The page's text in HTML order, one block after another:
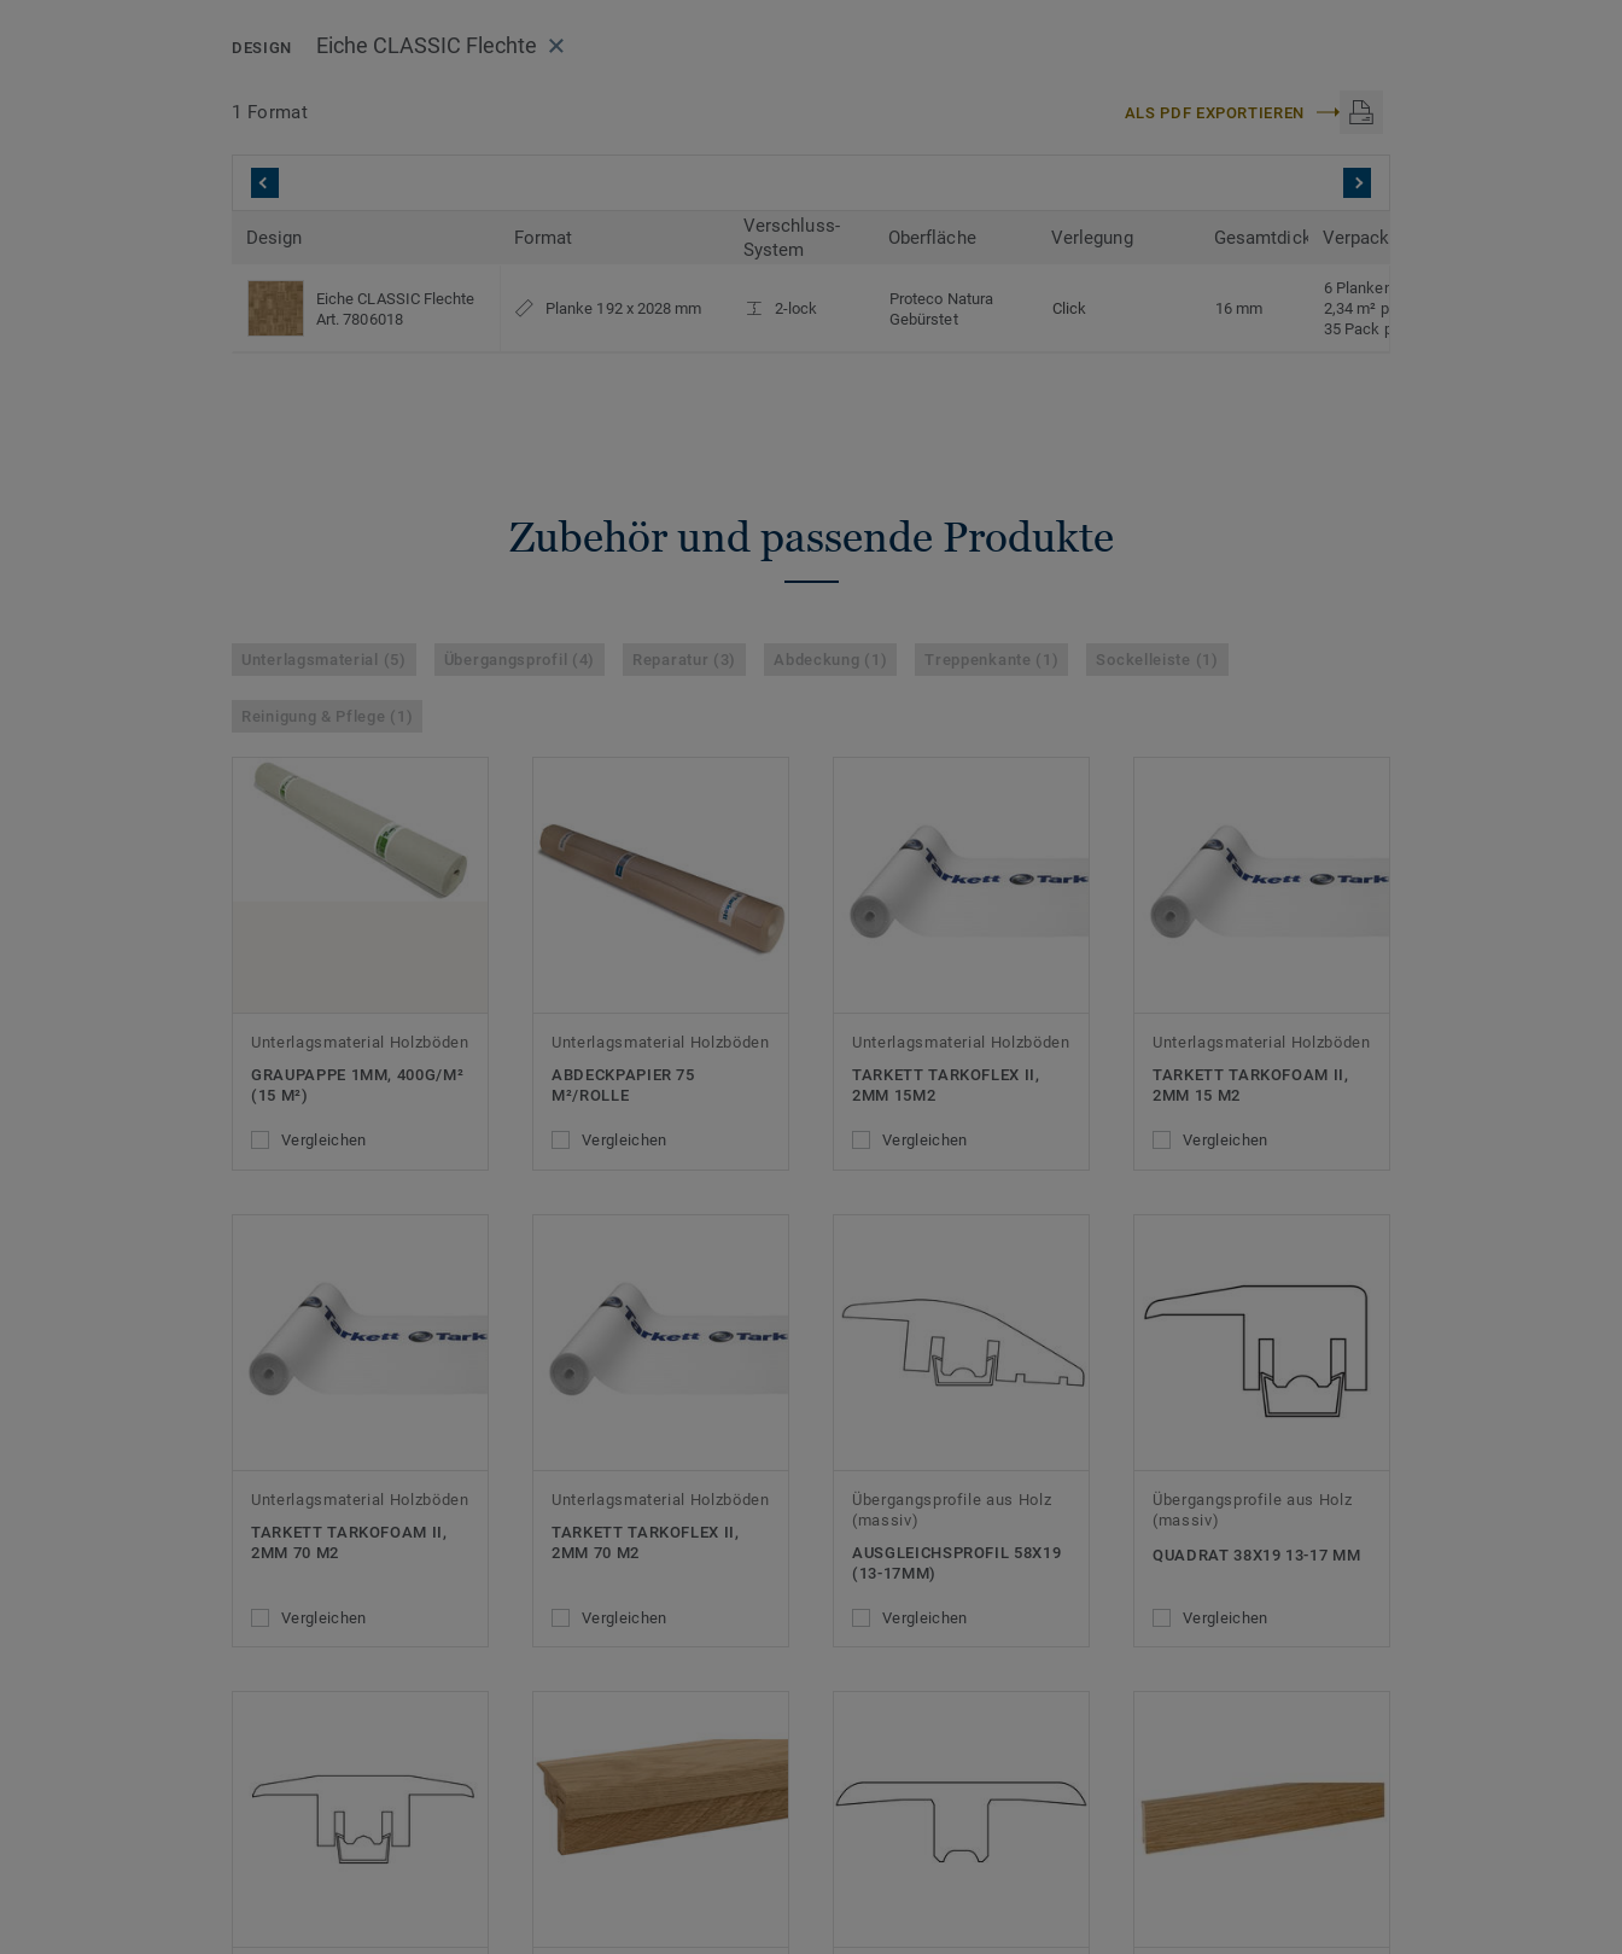
DESIGN Eiche CLASSIC Flechte
1 Format ALS PDF EXPORTIEREN
Design Format
Verschluss-
System
Oberfläche Verlegung Gesamtdicke Verpackung
Eiche CLASSIC Flechte
Art. 7806018
Planke 192 x 2028 mm 2-lock
Proteco Natura
Gebürstet
Click 16 mm
6 Planken pro Pack
2,34 m² pro Pack
35 Pack pro Palette
Zubehör und passende Produkte
Unterlagsmaterial (5) Übergangsprofil (4) Reparatur (3) Abdeckung (1) Treppenkante (1) Sockelleiste (1)
Reinigung & Pflege (1)
Unterlagsmaterial Holzböden
GRAUPAPPE 1MM, 400G/M²
(15 M²)
Vergleichen
Unterlagsmaterial Holzböden
ABDECKPAPIER 75
M²/ROLLE
Vergleichen
Unterlagsmaterial Holzböden
TARKETT TARKOFLEX II,
2MM 15M2
Vergleichen
Unterlagsmaterial Holzböden
TARKETT TARKOFOAM II,
2MM 15 M2
Vergleichen
Unterlagsmaterial Holzböden
TARKETT TARKOFOAM II,
2MM 70 M2
Vergleichen
Unterlagsmaterial Holzböden
TARKETT TARKOFLEX II,
2MM 70 M2
Vergleichen
Übergangsprofile aus Holz
(massiv)
AUSGLEICHSPROFIL 58X19
(13-17MM)
Vergleichen
Übergangsprofile aus Holz
(massiv)
QUADRAT 38X19 13-17 MM
Vergleichen